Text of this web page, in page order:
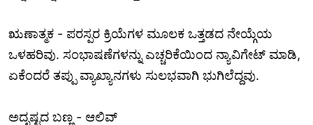
ಋಣಾತ್ಮಕ - ಪರಸ್ಪರ ಕ್ರಿಯೆಗಳ ಮೂಲಕ ಒತ್ತಡದ ನೇಯ್ಗೆಯ
ಒಳಹರಿವು. ಸಂಭಾಷಣೆಗಳನ್ನು ಎಚ್ಚರಿಕೆಯಿಂದ ನ್ಯಾವಿಗೇಟ್ ಮಾಡಿ,
ಏಕೆಂದರೆ ತಪ್ಪು ವ್ಯಾಖ್ಯಾನಗಳು ಸುಲಭವಾಗಿ ಭುಗಿಲೆದ್ದವು.
ಅದೃಷ್ಟದ ಬಣ್ಣ - ಆಲಿವ್